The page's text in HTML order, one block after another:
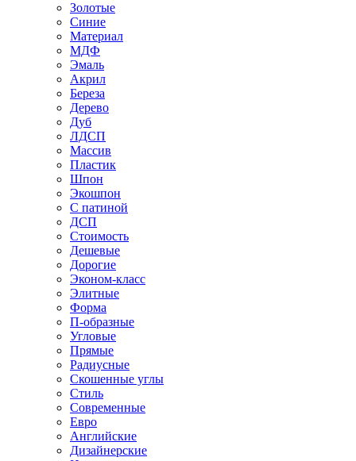
Золотые
Синие
Материал
МДФ
Эмаль
Акрил
Береза
Дерево
Дуб
ЛДСП
Массив
Пластик
Шпон
Экошпон
С патиной
ДСП
Стоимость
Дешевые
Дорогие
Эконом-класс
Элитные
Форма
П-образные
Угловые
Прямые
Радиусные
Скошенные углы
Стиль
Современные
Евро
Английские
Дизайнерские